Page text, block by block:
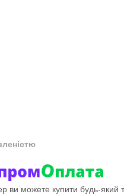
ви можете купити будь-який